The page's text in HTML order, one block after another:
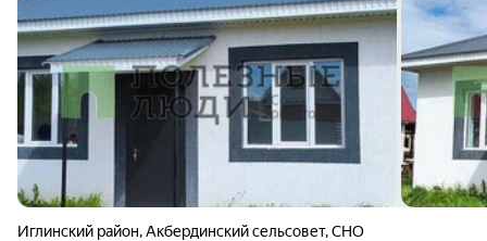
Иглинский район,Акбердинский сельсовет,СНО